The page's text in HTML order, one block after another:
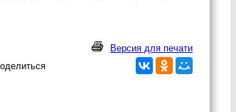
Версия для печати